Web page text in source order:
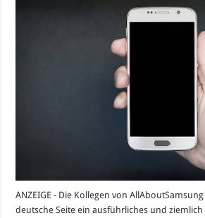
ANZEIGE - Die Kollegen von
deutsche Seite ein ausführliches und ziemlich